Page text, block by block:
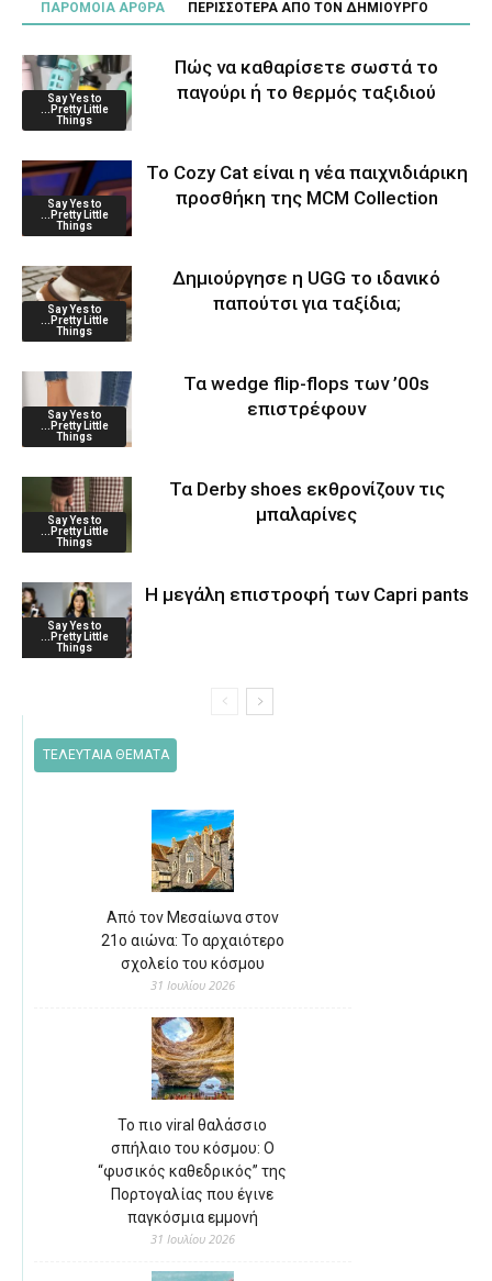
ΠΑΡΟΜΟΙΑ ΑΡΘΡΑ ΠΕΡΙΣΣΟΤΕΡΑ ΑΠΟ ΤΟΝ ΔΗΜΙΟΥΡΓΟ
Say Yes to
...Pretty Little
Things
Πώς να καθαρίσετε σωστά το
παγούρι ή το θερμός ταξιδιού
Say Yes to
...Pretty Little
Things
Το Cozy Cat είναι η νέα παιχνιδιάρικη
προσθήκη της MCM Collection
Say Yes to
...Pretty Little
Things
Δημιούργησε η UGG το ιδανικό
παπούτσι για ταξίδια;
Say Yes to
...Pretty Little
Things
Τα wedge flip-flops των ’00s
επιστρέφουν
Say Yes to
...Pretty Little
Things
Τα Derby shoes εκθρονίζουν τις
μπαλαρίνες
Say Yes to
...Pretty Little
Things
Η μεγάλη επιστροφή των Capri pants
ΤΕΛΕΥΤΑΙΑ ΘΕΜΑΤΑ
Από τον Μεσαίωνα στον
21ο αιώνα: Το αρχαιότερο
σχολείο του κόσμου
31 Ιουλίου 2026
Το πιο viral θαλάσσιο
σπήλαιο του κόσμου: Ο
“φυσικός καθεδρικός” της
Πορτογαλίας που έγινε
παγκόσμια εμμονή
31 Ιουλίου 2026